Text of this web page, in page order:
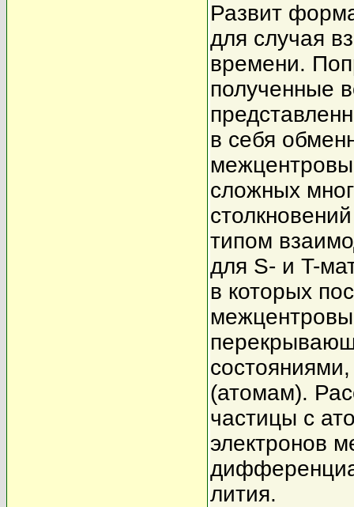
Развит
для случая
времени.
полученные
в себя
сложных
типом
для S- и T-
в которых
(атомам).
частицы с
электронов
лития.